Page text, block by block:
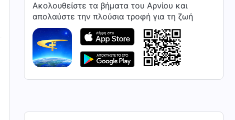
Είσοδος στη ζωή |
Απόσπασμα 529
Καθημερινά λόγια του Θεού:
Είσοδος στη ζωή |
Απόσπασμα 530
Απόσπασμα 531
Ακολουθείστε τα βήματα του Αρνίου και
απολαύστε την πλούσια τροφή για τη ζωή